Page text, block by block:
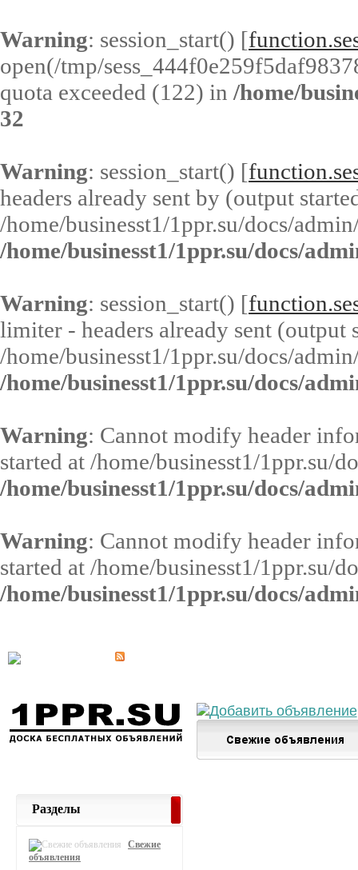
Warning: session_start() [
open(/tmp/
quota exceeded (122) in /home/
32
Warning: session_start() [
headers already sent by (output
/home/businesst1/1ppr.su/docs/
/home/businesst1/1ppr.su/docs/
Warning: session_start() [
limiter - headers already sent (output
/home/businesst1/1ppr.su/docs/
/home/businesst1/1ppr.su/docs/
Warning: Cannot modify header
started at /home/businesst1/1ppr.su/
/home/businesst1/1ppr.su/docs/
Warning: Cannot modify header
started at /home/businesst1/1ppr.su/
/home/businesst1/1ppr.su/docs/
Разделы
Свежие
объявления